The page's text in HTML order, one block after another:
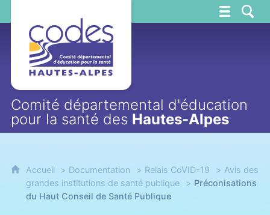
Comité départemental d'éducation
pour la santé des Hautes-Alpes
Accueil Documentation Relais CoVID-19
Avis des
grandes institutions de santé publique
Préconisations
du Haut Conseil de Santé Publique